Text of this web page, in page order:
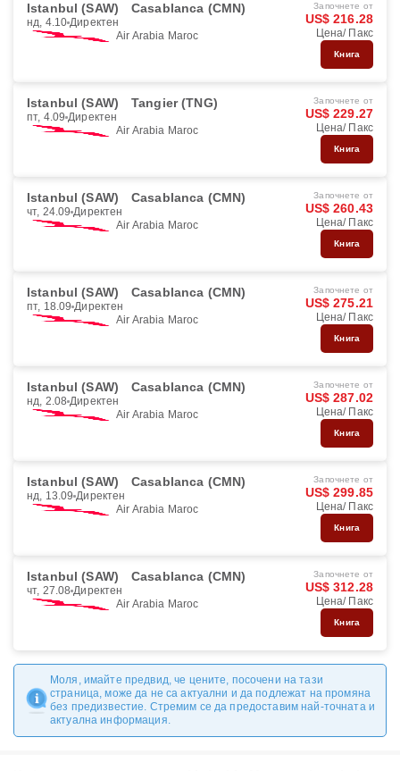
Istanbul (SAW) Casablanca (CMN)
нд, 4.10 Директен
Air Arabia Maroc
Започнете от
US$ 216.28
Цена/ Пакс
Книга
Istanbul (SAW) Tangier (TNG)
пт, 4.09 Директен
Air Arabia Maroc
Започнете от
US$ 229.27
Цена/ Пакс
Книга
Istanbul (SAW) Casablanca (CMN)
чт, 24.09 Директен
Air Arabia Maroc
Започнете от
US$ 260.43
Цена/ Пакс
Книга
Istanbul (SAW) Casablanca (CMN)
пт, 18.09 Директен
Air Arabia Maroc
Започнете от
US$ 275.21
Цена/ Пакс
Книга
Istanbul (SAW) Casablanca (CMN)
нд, 2.08 Директен
Air Arabia Maroc
Започнете от
US$ 287.02
Цена/ Пакс
Книга
Istanbul (SAW) Casablanca (CMN)
нд, 13.09 Директен
Air Arabia Maroc
Започнете от
US$ 299.85
Цена/ Пакс
Книга
Istanbul (SAW) Casablanca (CMN)
чт, 27.08 Директен
Air Arabia Maroc
Започнете от
US$ 312.28
Цена/ Пакс
Книга
Моля, имайте предвид, че цените, посочени на тази
страница, може да не са актуални и да подлежат на промяна
без предизвестие. Стремим се да предоставим най-точната и
актуална информация.